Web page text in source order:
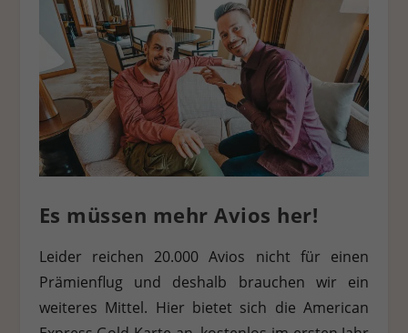
Es müssen mehr Avios her!
Leider reichen 20.000 Avios nicht für einen
Prämienflug und deshalb brauchen wir ein
weiteres Mittel. Hier bietet sich die American